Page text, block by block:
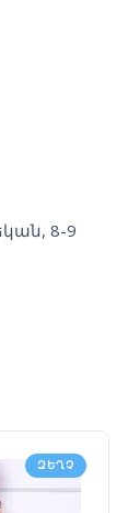
, 8-9
ԶԵՂՉ